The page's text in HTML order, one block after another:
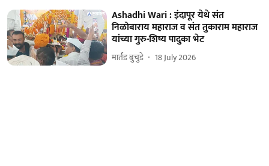
Ashadhi Wari : इंदापूर येथे संत
निळोबाराय महाराज व संत तुकाराम महाराज
यांच्या गुरु-शिष्य पादुका भेट
मार्तंड बुचुडे 18 July 2026